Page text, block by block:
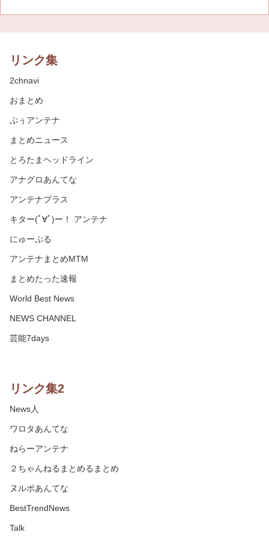
リンク集
2chnavi
おまとめ
ぷぅアンテナ
まとめニュース
とろたまヘッドライン
アナグロあんてな
アンテナプラス
キター(ﾟ∀ﾟ)ー！ アンテナ
にゅーぷる
アンテナまとめMTM
まとめたった速報
World Best News
NEWS CHANNEL
芸能7days
リンク集2
News人
ワロタあんてな
ねらーアンテナ
２ちゃんねるまとめるまとめ
ヌルポあんてな
BestTrendNews
Talk